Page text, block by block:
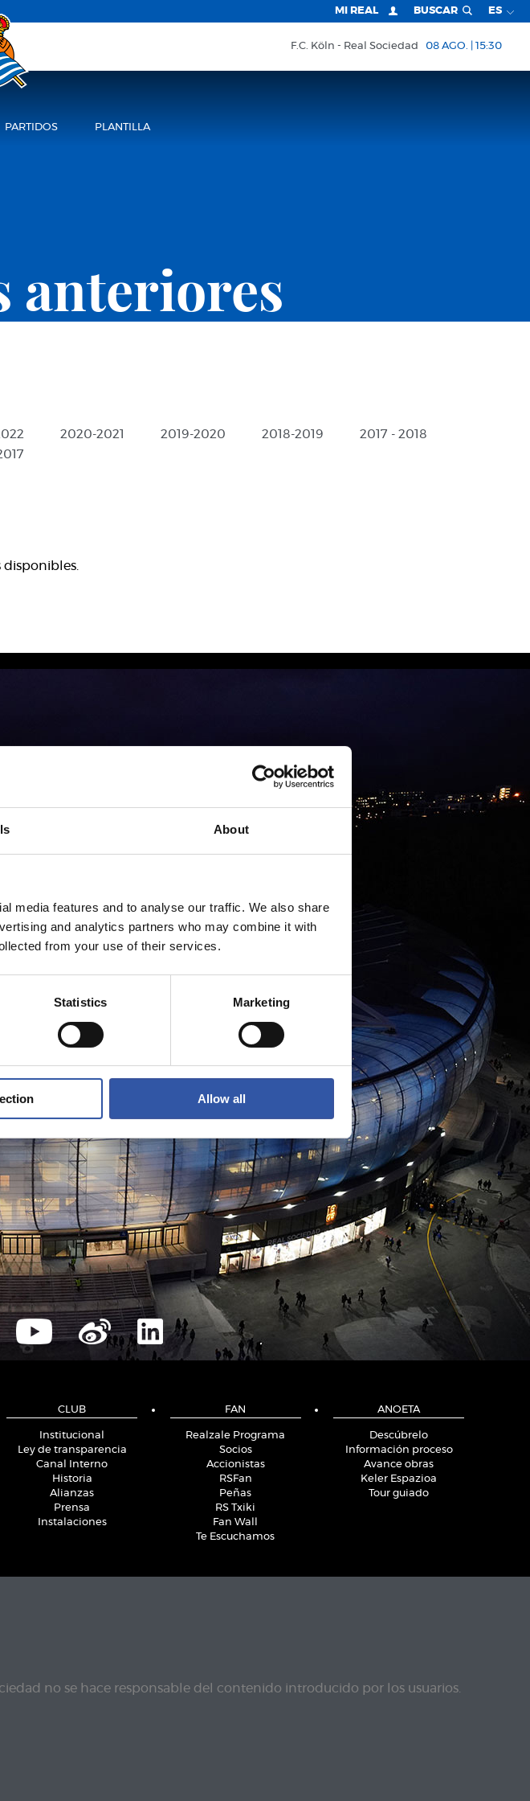
About
media features and to analyse our traffic. We also share
and analytics partners who may combine it with
from your use of their services.
Statistics Marketing
Allow all
MI REAL BUSCAR ES
F.C. Köln Real Sociedad 08 AGO. | 15:30
PARTIDOS PLANTILLA
anteriores
2020-2021 2019-2020 2018-2019
2017 - 2018
disponibles.
CLUB
Institucional
Ley de transparencia
Canal Interno
Historia
Alianzas
Prensa
Instalaciones
FAN
Realzale Programa
Socios
Accionistas
RSFan
Peñas
RS Txiki
Fan Wall
Te Escuchamos
ANOETA
Descúbrelo
Información proceso
Avance obras
Keler Espazioa
Tour guiado
no se hace responsable del contenido introducido por los usuarios.